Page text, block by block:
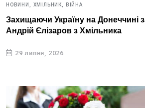
НОВИНИ, ХМІЛЬНИК, ВІЙНА
Захищаючи Україну на Донеччині
Андрій Єлізаров з Хмільника
29 липня, 2026